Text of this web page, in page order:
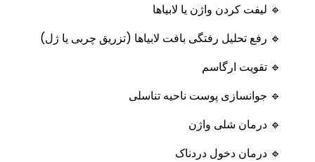
🔹 لیفت کردن واژن یا لابیاها
🔹 رفع تحلیل رفتگی بافت لابیاها (تزریق چربی یا ژل)
🔹 تقویت ارگاسم
🔹 جوانسازی پوست ناحیه تناسلی
🔹 درمان شلی واژن
🔹 درمان دخول دردناک